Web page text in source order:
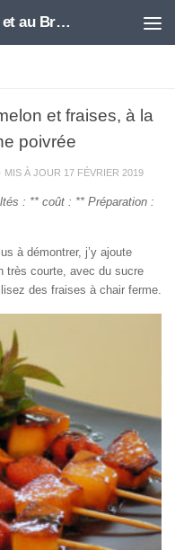
Recettes et Cuisine à la plancha et au Brasero
et fraises, à la
poivrée
· MIS À JOUR 17 FÉVRIER 2019
: ** coût : ** Préparation :
à démontrer, j’y ajoute
très courte, avec du sucre
des fraises à chair ferme.